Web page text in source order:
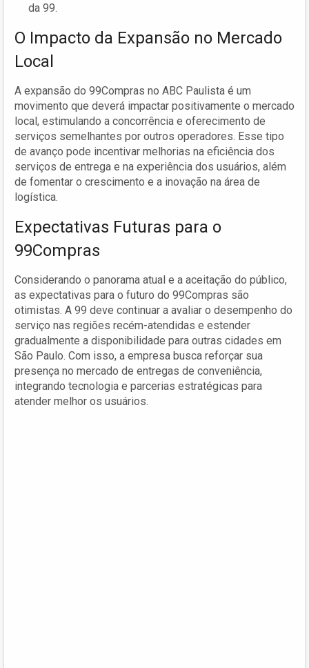
da 99.
O Impacto da Expansão no Mercado
Local
A expansão do 99Compras no ABC Paulista é um
movimento que deverá impactar positivamente o mercado
local, estimulando a concorrência e oferecimento de
serviços semelhantes por outros operadores. Esse tipo
de avanço pode incentivar melhorias na eficiência dos
serviços de entrega e na experiência dos usuários, além
de fomentar o crescimento e a inovação na área de
logística.
Expectativas Futuras para o
99Compras
Considerando o panorama atual e a aceitação do público,
as expectativas para o futuro do 99Compras são
otimistas. A 99 deve continuar a avaliar o desempenho do
serviço nas regiões recém-atendidas e estender
gradualmente a disponibilidade para outras cidades em
São Paulo. Com isso, a empresa busca reforçar sua
presença no mercado de entregas de conveniência,
integrando tecnologia e parcerias estratégicas para
atender melhor os usuários.